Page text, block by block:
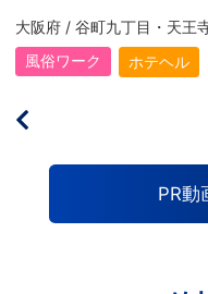
大阪府 / 谷町九丁目・天王
風俗ワーク
ホテヘル
PR動